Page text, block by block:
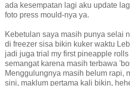
ada kesempatan lagi aku update
foto press mould-nya ya.
Kebetulan saya masih punya selai
di freezer sisa bikin kuker waktu
jadi juga trial my first pineapple
semangat karena masih terbawa
Menggulungnya masih belum rapi,
sini, maklum pertama kali bikin,